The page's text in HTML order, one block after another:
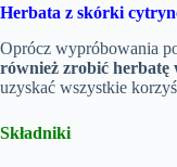
Herbata z skórki
Oprócz wypróbowania
również zrobić
uzyskać wszystkie
Składniki